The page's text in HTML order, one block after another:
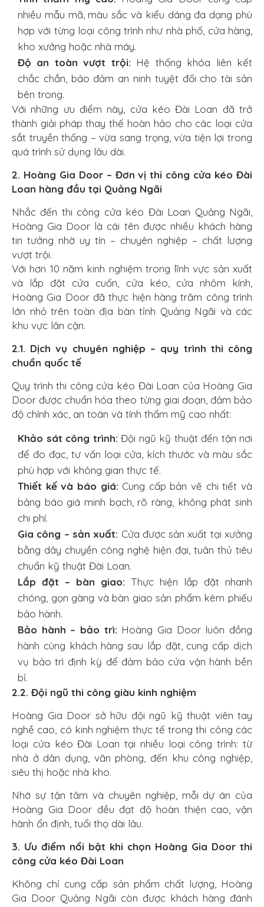
nhiều mẫu mã, màu sắc và kiểu dáng đa dạng phù
hợp với từng loại công trình như nhà phố, cửa hàng,
kho xưởng hoặc nhà máy.
Độ an toàn vượt trội: Hệ thống khóa liên kết
chắc chắn, bảo đảm an ninh tuyệt đối cho tài sản
bên trong.
Với những ưu điểm này, cửa kéo Đài Loan đã trở
thành giải pháp thay thế hoàn hảo cho các loại cửa
sắt truyền thống – vừa sang trọng, vừa tiện lợi trong
quá trình sử dụng lâu dài.
2. Hoàng Gia Door – Đơn vị thi công cửa kéo Đài
Loan hàng đầu tại Quảng Ngãi
Nhắc đến thi công cửa kéo Đài Loan Quảng Ngãi,
Hoàng Gia Door là cái tên được nhiều khách hàng
tin tưởng nhờ uy tín – chuyên nghiệp – chất lượng
vượt trội.
Với hơn 10 năm kinh nghiệm trong lĩnh vực sản xuất
và lắp đặt cửa cuốn, cửa kéo, cửa nhôm kính,
Hoàng Gia Door đã thực hiện hàng trăm công trình
lớn nhỏ trên toàn địa bàn tỉnh Quảng Ngãi và các
khu vực lân cận.
2.1. Dịch vụ chuyên nghiệp – quy trình thi công
chuẩn quốc tế
Quy trình thi công cửa kéo Đài Loan của Hoàng Gia
Door được chuẩn hóa theo từng giai đoạn, đảm bảo
độ chính xác, an toàn và tính thẩm mỹ cao nhất:
Khảo sát công trình: Đội ngũ kỹ thuật đến tận nơi
để đo đạc, tư vấn loại cửa, kích thước và màu sắc
phù hợp với không gian thực tế.
Thiết kế và báo giá: Cung cấp bản vẽ chi tiết và
bảng báo giá minh bạch, rõ ràng, không phát sinh
chi phí.
Gia công – sản xuất: Cửa được sản xuất tại xưởng
bằng dây chuyền công nghệ hiện đại, tuân thủ tiêu
chuẩn kỹ thuật Đài Loan.
Lắp đặt – bàn giao: Thực hiện lắp đặt nhanh
chóng, gọn gàng và bàn giao sản phẩm kèm phiếu
bảo hành.
Bảo hành – bảo trì: Hoàng Gia Door luôn đồng
hành cùng khách hàng sau lắp đặt, cung cấp dịch
vụ bảo trì định kỳ để đảm bảo cửa vận hành bền
bỉ.
2.2. Đội ngũ thi công giàu kinh nghiệm
Hoàng Gia Door sở hữu đội ngũ kỹ thuật viên tay
nghề cao, có kinh nghiệm thực tế trong thi công các
loại cửa kéo Đài Loan tại nhiều loại công trình: từ
nhà ở dân dụng, văn phòng, đến khu công nghiệp,
siêu thị hoặc nhà kho.
Nhờ sự tận tâm và chuyên nghiệp, mỗi dự án của
Hoàng Gia Door đều đạt độ hoàn thiện cao, vận
hành ổn định, tuổi thọ dài lâu.
3. Ưu điểm nổi bật khi chọn Hoàng Gia Door thi
công cửa kéo Đài Loan
Không chỉ cung cấp sản phẩm chất lượng, Hoàng
Gia Door Quảng Ngãi còn được khách hàng đánh